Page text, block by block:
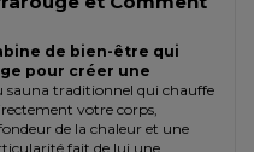
de bien-être qui
pour créer une
sauna traditionnel qui chauffe
votre corps,
de la chaleur et une
fait de lui une